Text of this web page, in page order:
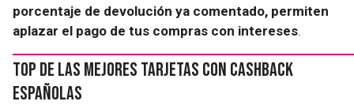
porcentaje de devolución ya comentado, permiten
aplazar el pago de tus compras con intereses.
Top de las mejores tarjetas con cashback
españolas